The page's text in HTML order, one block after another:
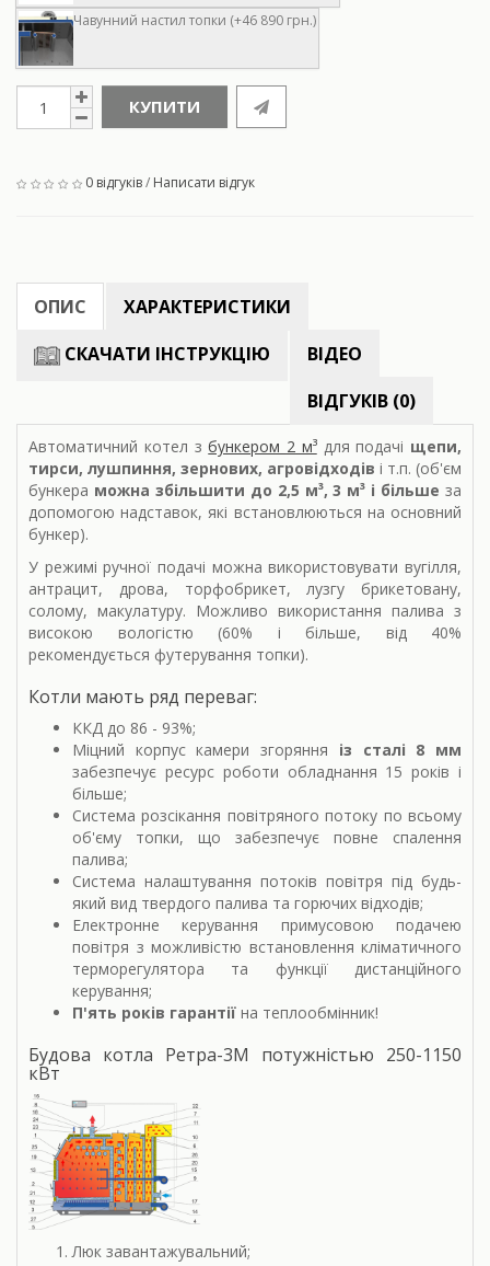
Чавунний настил топки (+46 890 грн.)
КУПИТИ
0 відгуків/ Написати відгук
ОПИС
ХАРАКТЕРИСТИКИ
СКАЧАТИ ІНСТРУКЦІЮ
ВІДЕО
ВІДГУКІВ (0)
Автоматичний котел збункером 2 м³для подачі щепи,
тирси, лушпиння, зернових, агровідходів і т.п. (об'єм
бункера можна збільшити до 2,5 м³, 3 м³ і більше за
допомогою надставок, які встановлюються на основний
бункер).
У режимі ручної подачі можна використовувати вугілля,
антрацит, дрова, торфобрикет, лузгу брикетовану,
солому, макулатуру. Можливо використання палива з
високою вологістю (60% і більше, від 40%
рекомендується футерування топки).
Котли мають ряд переваг:
ККД до 86 - 93%;
Міцний корпус камери згоряння із сталі 8 мм
забезпечує ресурс роботи обладнання 15 років і
більше;
Система розсікання повітряного потоку по всьому
об'єму топки, що забезпечує повне спалення
палива;
Система налаштування потоків повітря під будь-
який вид твердого палива та горючих відходів;
Електронне керування примусовою подачею
повітря з можливістю встановлення кліматичного
терморегулятора та функції дистанційного
керування;
П'ять років гарантії на теплообмінник!
Будова котла Ретра-3М потужністью 250-1150
кВт
Люк завантажувальний;